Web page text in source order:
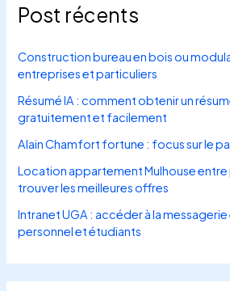
Post récents
Construction bureau en bois ou
entreprises et particuliers
Résumé IA : comment obtenir un
gratuitement et facilement
Alain Chamfort fortune : focus sur le
Location appartement Mulhouse entre
trouver les meilleures offres
Intranet UGA : accéder à la
personnel et étudiants